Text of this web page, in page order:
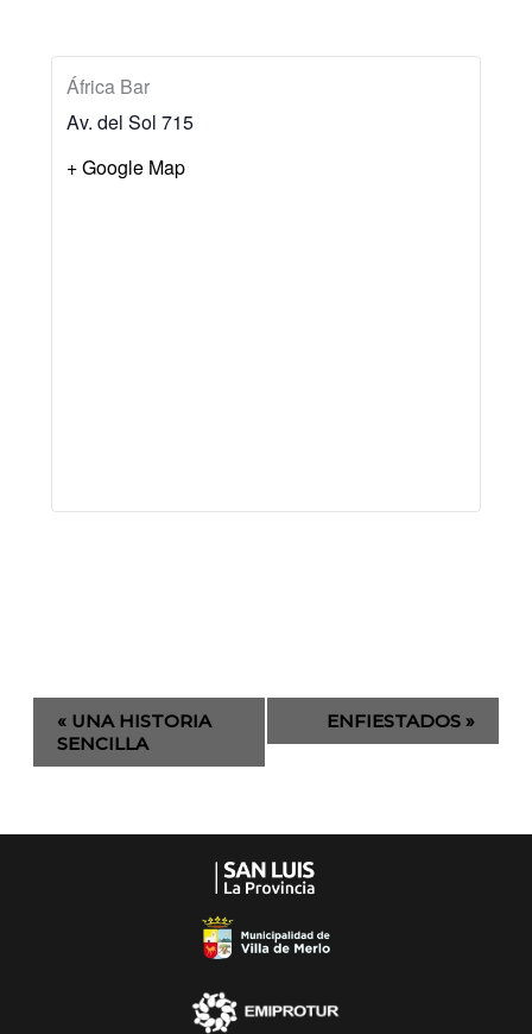
África Bar
Av. del Sol 715
+ Google Map
Evento
de
Navegación
« UNA HISTORIA
SENCILLA
ENFIESTADOS »